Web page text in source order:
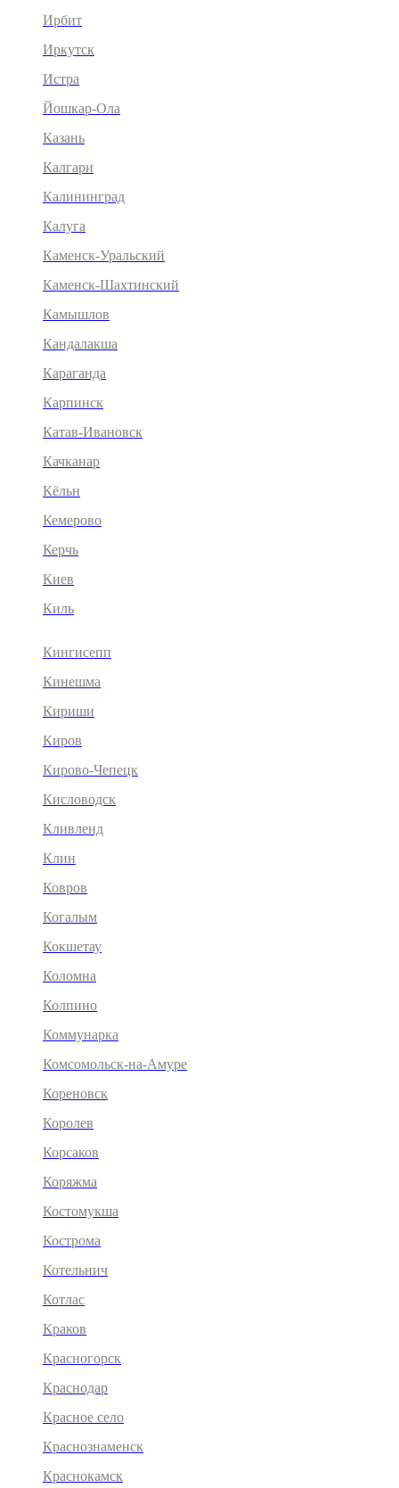
Ирбит
Иркутск
Истра
Йошкар-Ола
Казань
Калгари
Калининград
Калуга
Каменск-Уральский
Каменск-Шахтинский
Камышлов
Кандалакша
Караганда
Карпинск
Катав-Ивановск
Качканар
Кёльн
Кемерово
Керчь
Киев
Киль
Кингисепп
Кинешма
Кириши
Киров
Кирово-Чепецк
Кисловодск
Кливленд
Клин
Ковров
Когалым
Кокшетау
Коломна
Колпино
Коммунарка
Комсомольск-на-Амуре
Кореновск
Королев
Корсаков
Коряжма
Костомукша
Кострома
Котельнич
Котлас
Краков
Красногорск
Краснодар
Красное село
Краснознаменск
Краснокамск